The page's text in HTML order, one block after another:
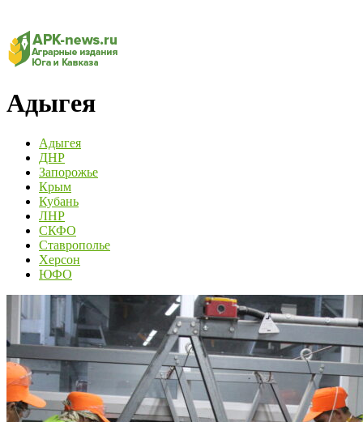
Адыгея
Адыгея
ДНР
Запорожье
Крым
Кубань
ЛНР
СКФО
Ставрополье
Херсон
ЮФО